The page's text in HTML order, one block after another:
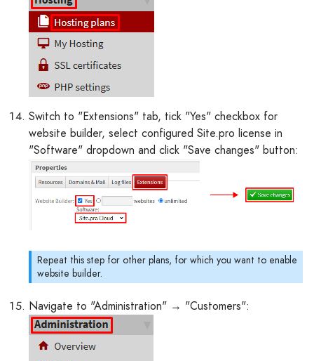
Switch to "Extensions" tab, tick "Yes" checkbox for
website builder, select configured Site.pro license in
"Software" dropdown and click "Save changes" button:
Repeat this step for other plans, for which you want to enable
website builder.
Navigate to "Administration" → "Customers":